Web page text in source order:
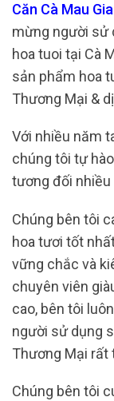
Căn Cà Mau
mừng người sử
hoa tuoi tại Cà
sản phẩm hoa
Thương Mại &
Với nhiều năm
chúng tôi tự
tương đối nhiều
Chúng bên tôi
hoa tươi tốt
vững chắc và
chuyên viên
cao, bên tôi
người sử dụng
Thương Mại rất
Chúng bên tôi